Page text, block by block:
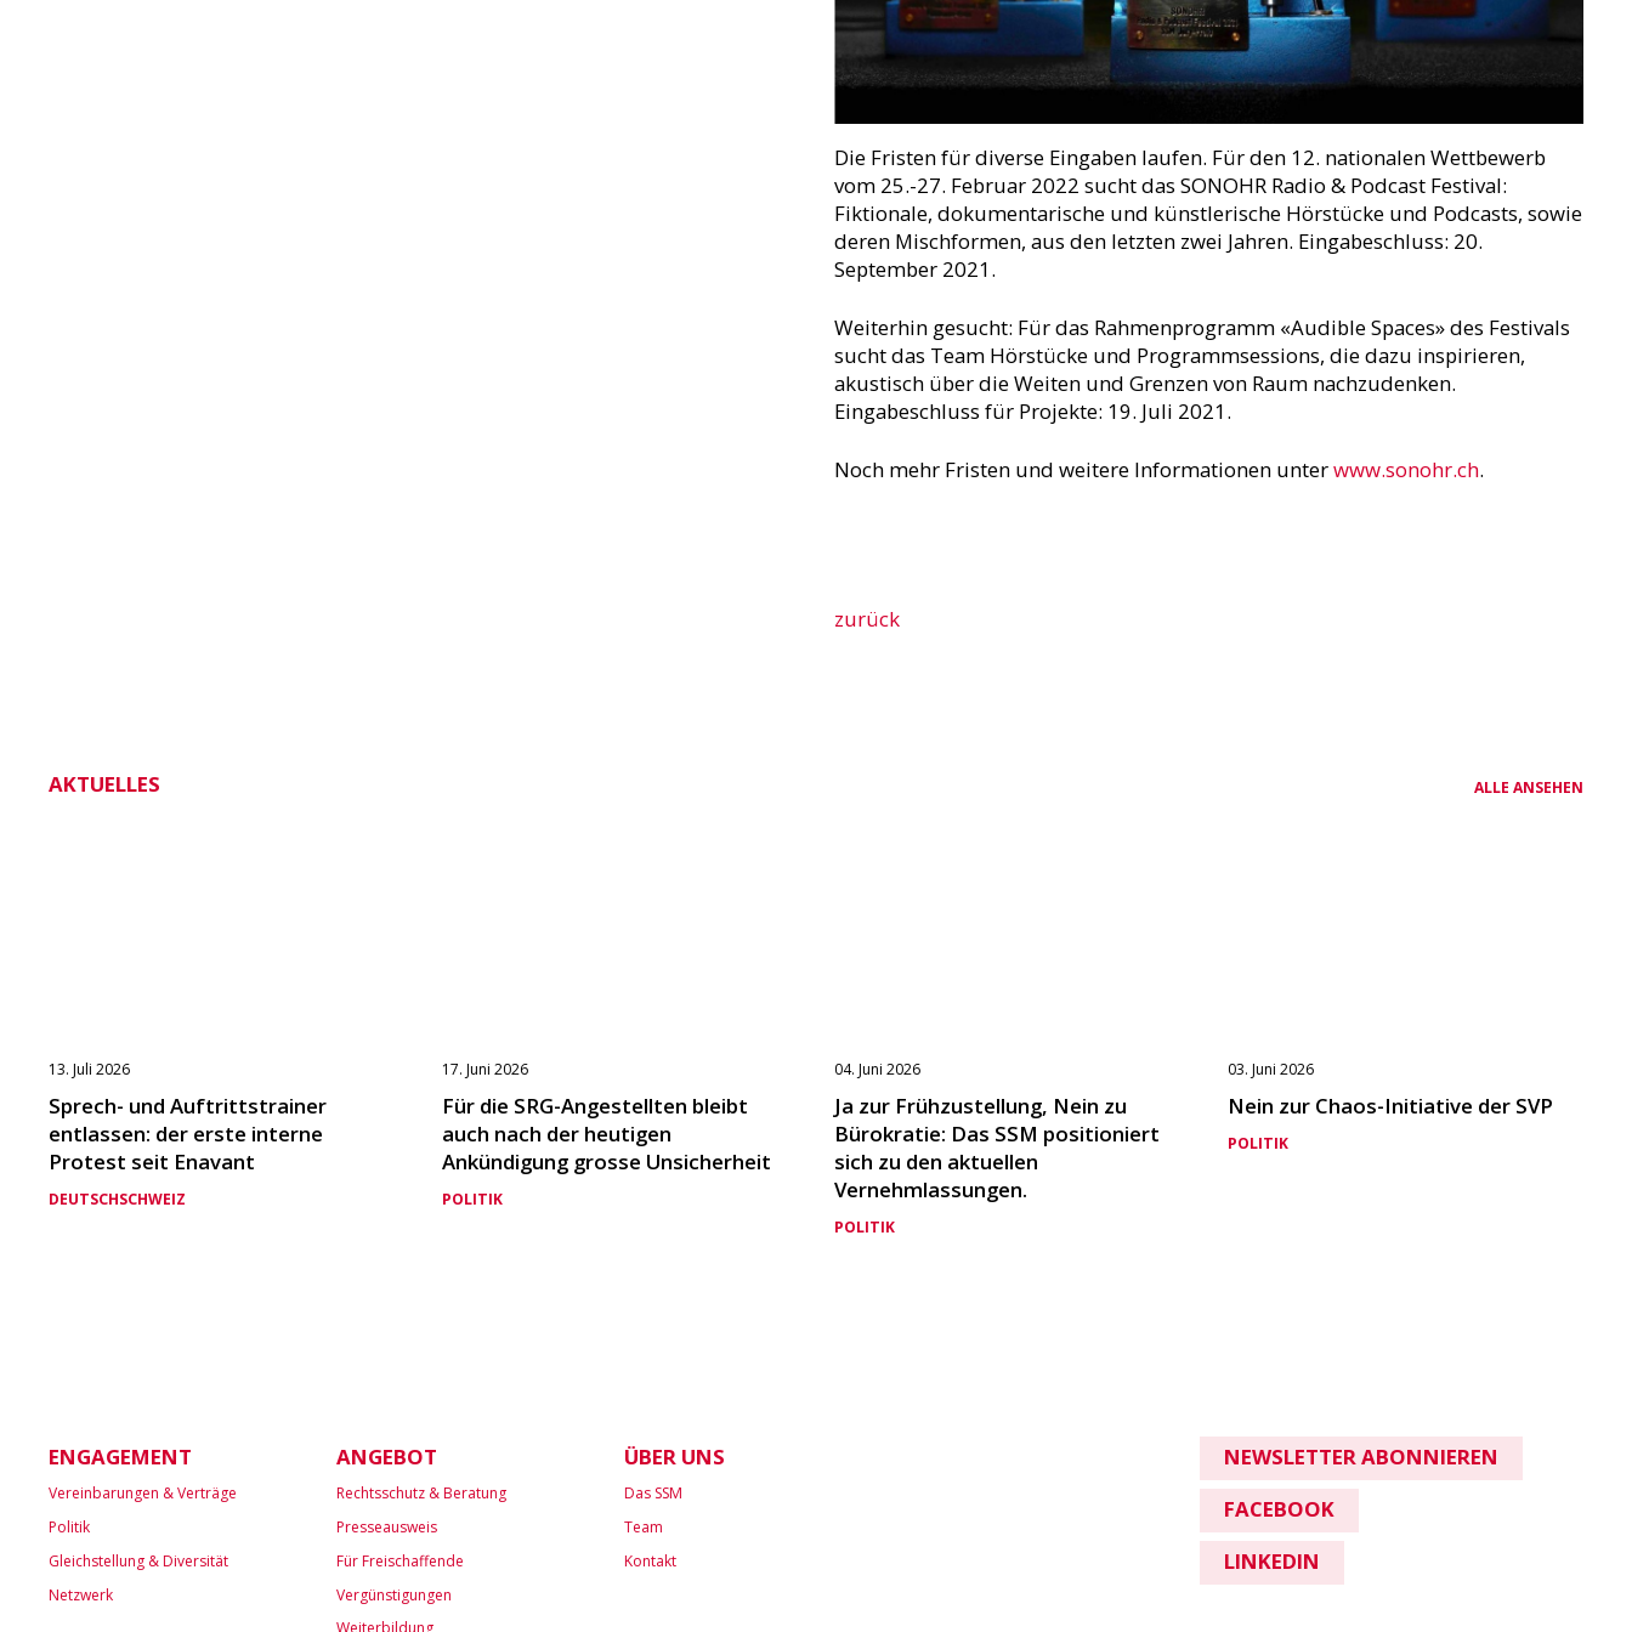
Die Fristen für diverse Eingaben laufen. Für den 12. nationalen Wettbewerb
vom 25.-27. Februar 2022 sucht das SONOHR Radio & Podcast Festival:
Fiktionale, dokumentarische und künstlerische Hörstücke und Podcasts, sowie
deren Mischformen, aus den letzten zwei Jahren. Eingabeschluss: 20.
September 2021.
Weiterhin gesucht: Für das Rahmenprogramm «Audible Spaces» des Festivals
sucht das Team Hörstücke und Programmsessions, die dazu inspirieren,
akustisch über die Weiten und Grenzen von Raum nachzudenken.
Eingabeschluss für Projekte: 19. Juli 2021.
Noch mehr Fristen und weitere Informationen unterwww.sonohr.ch.
zurück
AKTUELLES ALLE ANSEHEN
13. Juli 2026
Sprech- und Auftrittstrainer
entlassen: der erste interne
Protest seit Enavant
DEUTSCHSCHWEIZ
17. Juni 2026
Für die SRG-Angestellten bleibt
auch nach der heutigen
Ankündigung grosse Unsicherheit
POLITIK
04. Juni 2026
Ja zur Frühzustellung, Nein zu
Bürokratie: Das SSM positioniert
sich zu den aktuellen
Vernehmlassungen.
POLITIK
03. Juni 2026
Nein zur Chaos-Initiative der SVP
POLITIK
ENGAGEMENT
Vereinbarungen & Verträge
Politik
Gleichstellung & Diversität
Netzwerk
ANGEBOT
Rechtsschutz & Beratung
Presseausweis
Für Freischaffende
Vergünstigungen
ÜBER UNS
Das SSM
Team
Kontakt
NEWSLETTER ABONNIEREN
FACEBOOK
LINKEDIN